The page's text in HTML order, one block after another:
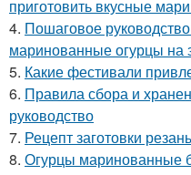
приготовить вкусные
4. Пошаговое
маринованные огурцы на
5. Какие фестивали
6. Правила сбора и
руководство
7. Рецепт заготовки
8. Огурцы маринованные